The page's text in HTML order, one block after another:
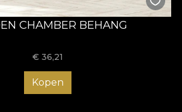
CHAMBER BEHANG
€ 36,21
Kopen